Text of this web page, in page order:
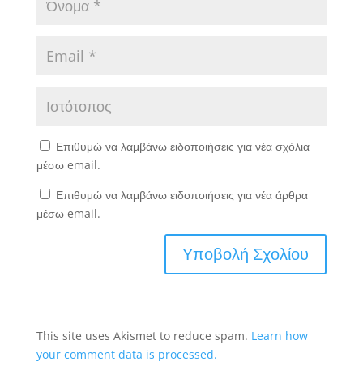
Επιθυμώ να λαμβάνω ειδοποιήσεις για νέα σχόλια
μέσω email.
Επιθυμώ να λαμβάνω ειδοποιήσεις για νέα άρθρα
μέσω email.
This site uses Akismet to reduce spam. Learn how
your comment data is processed.